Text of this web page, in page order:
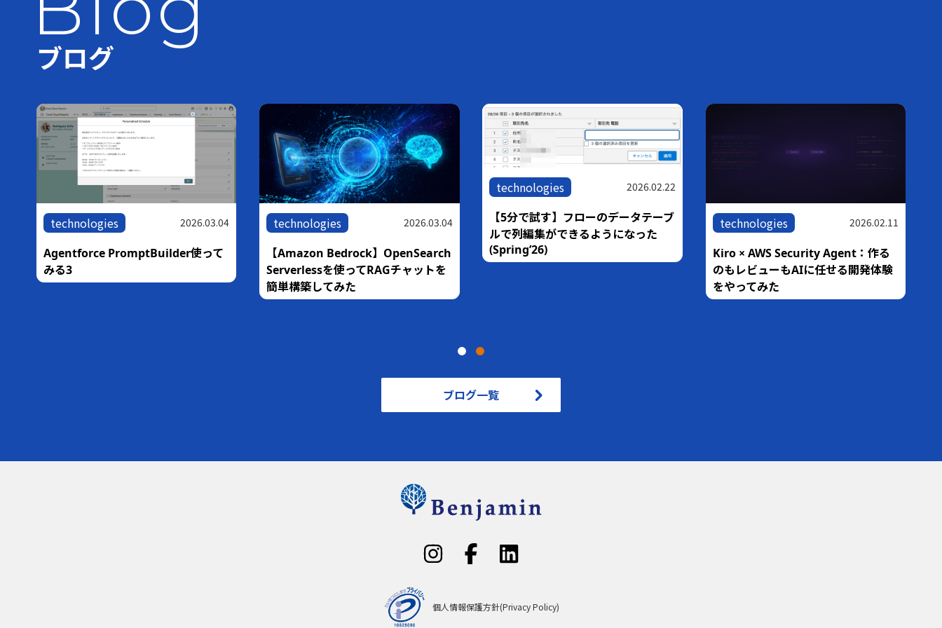
ブログ
technologies 2026.03.04
Agentforce PromptBuilder使って
みる3
technologies 2026.03.04
【Amazon Bedrock】OpenSearch
Serverlessを使ってRAGチャットを
簡単構築してみた
technologies 2026.02.22
【5分で試す】フローのデータテーブ
ルで列編集ができるようになった
(Spring’26)
technologies 2026.02.11
Kiro × AWS Security Agent：作る
のもレビューもAIに任せる開発体験
をやってみた
ブログ一覧
個人情報保護方針(Privacy Policy)